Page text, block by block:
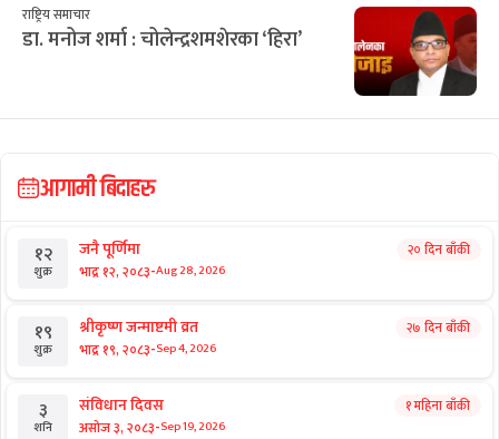
राष्ट्रिय समाचार
डा. मनोज शर्मा : चोलेन्द्रशमशेरका ‘हिरा’
आगामी बिदाहरु
१२
शुक्र
जनै पूर्णिमा
भाद्र १२, २०८३-Aug 28, 2026
२० दिन बाँकी
१९
शुक्र
श्रीकृष्ण जन्माष्टमी व्रत
भाद्र १९, २०८३-Sep 4, 2026
२७ दिन बाँकी
३
शनि
संविधान दिवस
असोज ३, २०८३-Sep 19, 2026
१ महिना बाँकी